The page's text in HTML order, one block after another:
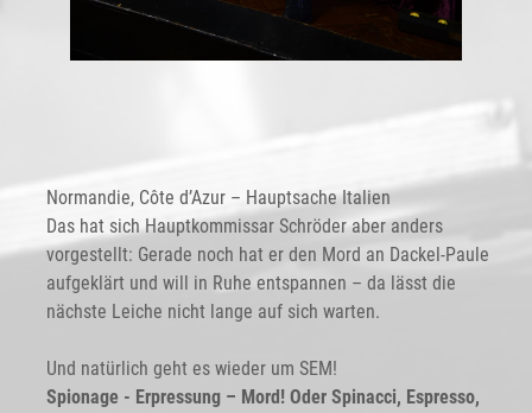
Normandie, Côte d’Azur – Hauptsache Italien
Das hat sich Hauptkommissar Schröder aber anders
vorgestellt: Gerade noch hat er den Mord an Dackel-Paule
aufgeklärt und will in Ruhe entspannen – da lässt die
nächste Leiche nicht lange auf sich warten.
Und natürlich geht es wieder um SEM!
Spionage - Erpressung – Mord! Oder Spinacci, Espresso,